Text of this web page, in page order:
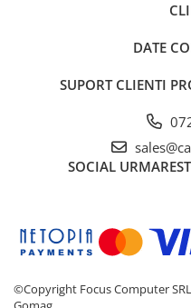
DATE
SUPORT CLIENTI
SOCIAL
©Copyright Focus Computer